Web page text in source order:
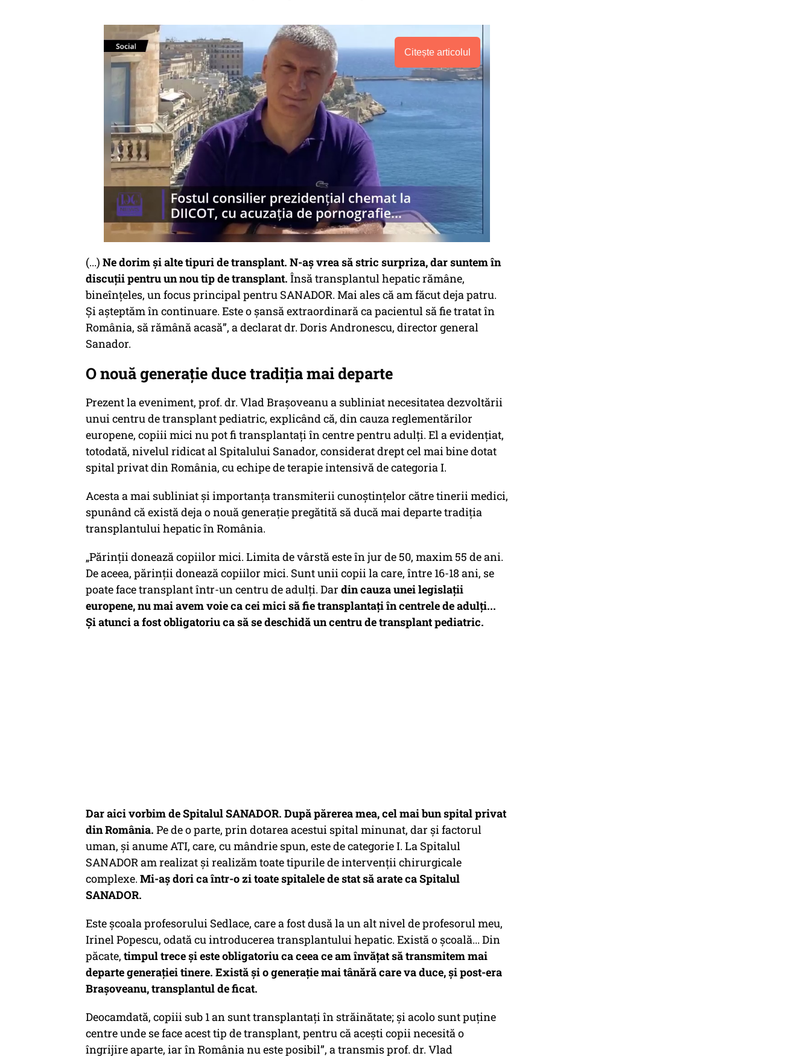
Citește articolul
(...) Ne dorim și alte tipuri de transplant. N-aș vrea să stric surpriza, dar suntem în
discuții pentru un nou tip de transplant. Însă transplantul hepatic rămâne,
bineînțeles, un focus principal pentru SANADOR. Mai ales că am făcut deja patru.
Și așteptăm în continuare. Este o șansă extraordinară ca pacientul să fie tratat în
România, să rămână acasă”, a declarat dr. Doris Andronescu, director general
Sanador.
O nouă generație duce tradiția mai departe
Prezent la eveniment, prof. dr. Vlad Brașoveanu a subliniat necesitatea dezvoltării
unui centru de transplant pediatric, explicând că, din cauza reglementărilor
europene, copiii mici nu pot fi transplantați în centre pentru adulți. El a evidențiat,
totodată, nivelul ridicat al Spitalului Sanador, considerat drept cel mai bine dotat
spital privat din România, cu echipe de terapie intensivă de categoria I.
Acesta a mai subliniat și importanța transmiterii cunoștințelor către tinerii medici,
spunând că există deja o nouă generație pregătită să ducă mai departe tradiția
transplantului hepatic în România.
„Părinții donează copiilor mici. Limita de vârstă este în jur de 50, maxim 55 de ani.
De aceea, părinții donează copiilor mici. Sunt unii copii la care, între 16-18 ani, se
poate face transplant într-un centru de adulți. Dar din cauza unei legislații
europene, nu mai avem voie ca cei mici să fie transplantați în centrele de adulți...
Și atunci a fost obligatoriu ca să se deschidă un centru de transplant pediatric.
Dar aici vorbim de Spitalul SANADOR. După părerea mea, cel mai bun spital privat
din România. Pe de o parte, prin dotarea acestui spital minunat, dar și factorul
uman, și anume ATI, care, cu mândrie spun, este de categorie I. La Spitalul
SANADOR am realizat și realizăm toate tipurile de intervenții chirurgicale
complexe. Mi-aș dori ca într-o zi toate spitalele de stat să arate ca Spitalul
SANADOR.
Este școala profesorului Sedlace, care a fost dusă la un alt nivel de profesorul meu,
Irinel Popescu, odată cu introducerea transplantului hepatic. Există o școală... Din
păcate, timpul trece și este obligatoriu ca ceea ce am învățat să transmitem mai
departe generației tinere. Există și o generație mai tânără care va duce, și post-era
Brașoveanu, transplantul de ficat.
Deocamdată, copiii sub 1 an sunt transplantați în străinătate; și acolo sunt puține
centre unde se face acest tip de transplant, pentru că acești copii necesită o
îngrijire aparte, iar în România nu este posibil”, a transmis prof. dr. Vlad